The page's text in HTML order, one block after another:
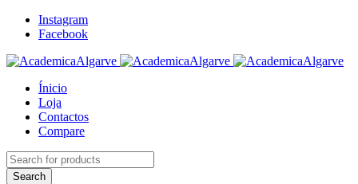
Instagram
Facebook
Ínicio
Loja
Contactos
Compare